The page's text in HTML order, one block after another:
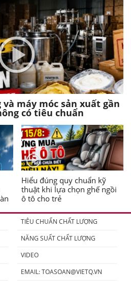
máy móc sản xuất gần
có tiêu chuẩn
Hiểu đúng quy chuẩn kỹ
thuật khi lựa chọn ghế ngồi
ô tô cho trẻ
TIÊU CHUẨN CHẤT LƯỢNG
NĂNG SUẤT CHẤT LƯỢNG
VIDEO
EMAIL:TOASOAN@VIETQ.VN